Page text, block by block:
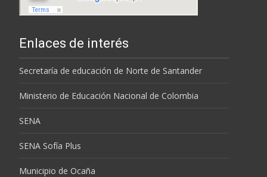
Enlaces de interés
Secretaría de educación de Norte de Santander
Ministerio de Educación Nacional de Colombia
SENA
SENA Sofía Plus
Municipio de Ocaña